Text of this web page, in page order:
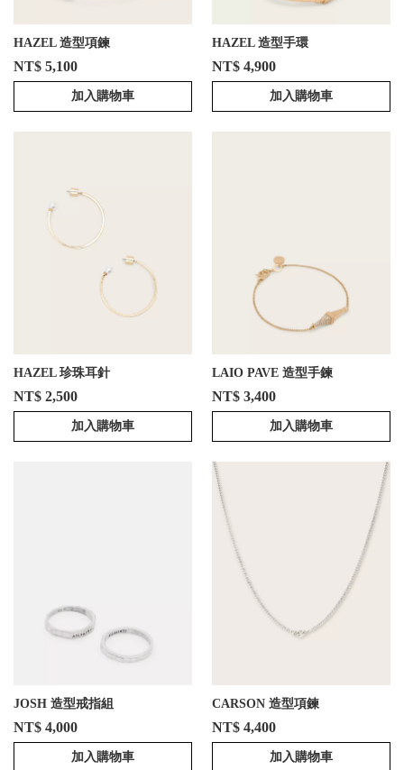
HAZEL 造型項鍊
NT$ 5,100
加入購物車
HAZEL 造型手環
NT$ 4,900
加入購物車
HAZEL 珍珠耳針
NT$ 2,500
加入購物車
LAIO PAVE 造型手鍊
NT$ 3,400
加入購物車
JOSH 造型戒指組
NT$ 4,000
加入購物車
CARSON 造型項鍊
NT$ 4,400
加入購物車